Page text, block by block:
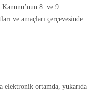
8. ve 9.
ve amaçları çerçevesinde
elektronik ortamda, yukarıda